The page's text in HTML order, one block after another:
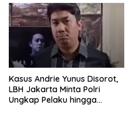
Kasus Andrie Yunus Disorot,
LBH Jakarta Minta Polri
Ungkap Pelaku hingga